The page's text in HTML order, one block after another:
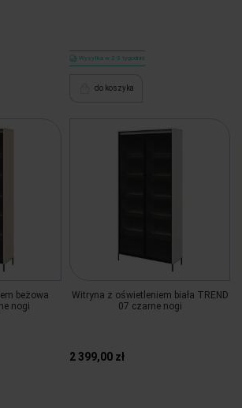
Wysyłka w 2-3 tygodnie
do koszyka
beżowa
nogi
Witryna z oświetleniem biała TREND
07 czarne nogi
2 399,00 zł